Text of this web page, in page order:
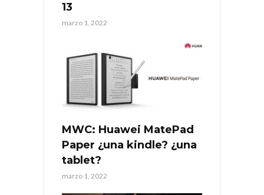
13
marzo 1, 2022
MWC: Huawei MatePad
Paper ¿una kindle? ¿una
tablet?
marzo 1, 2022